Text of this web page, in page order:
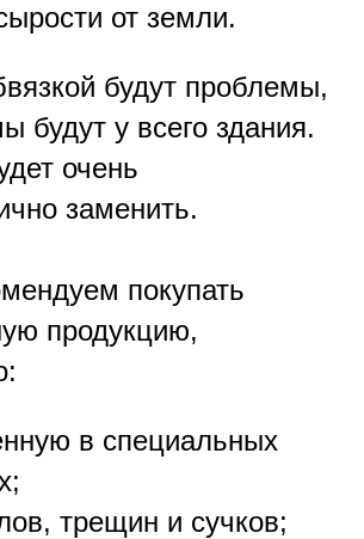
от земли.
будут проблемы,
будут у всего здания.
очень
заменить.
покупать
продукцию,
в специальных
трещин и сучков;